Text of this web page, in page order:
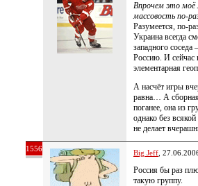
Впрочем это моё
массовость по-
Разумеется, по-
Украина всегда
западного
Россию. И сейчас
элементарная
А насчёт игры
равна… А
поганее, она из
однако без
не делает
1556 Big Jeff ,
Россия бы раз
такую группу.